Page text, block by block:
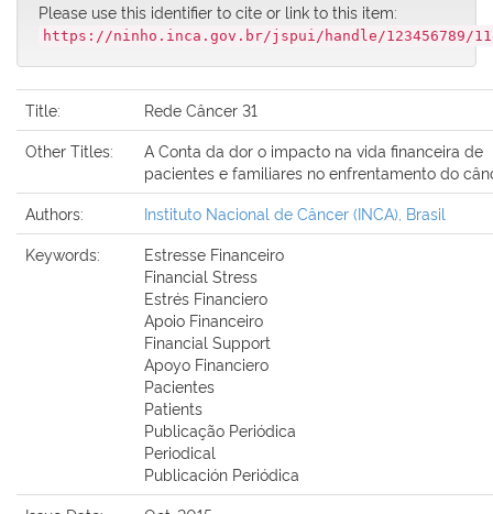
Please use this identifier to cite or link to this item:
https://ninho.inca.gov.br/jspui/handle/123456789/
Title:
Rede Câncer 31
Other Titles:
A Conta da dor o impacto na vida financeira de
pacientes e familiares no enfrentamento do
Authors:
Instituto Nacional de Câncer (INCA), Brasil
Keywords:
Estresse Financeiro
Financial Stress
Estrés Financiero
Apoio Financeiro
Financial Support
Apoyo Financiero
Pacientes
Patients
Publicação Periódica
Periodical
Publicación Periódica